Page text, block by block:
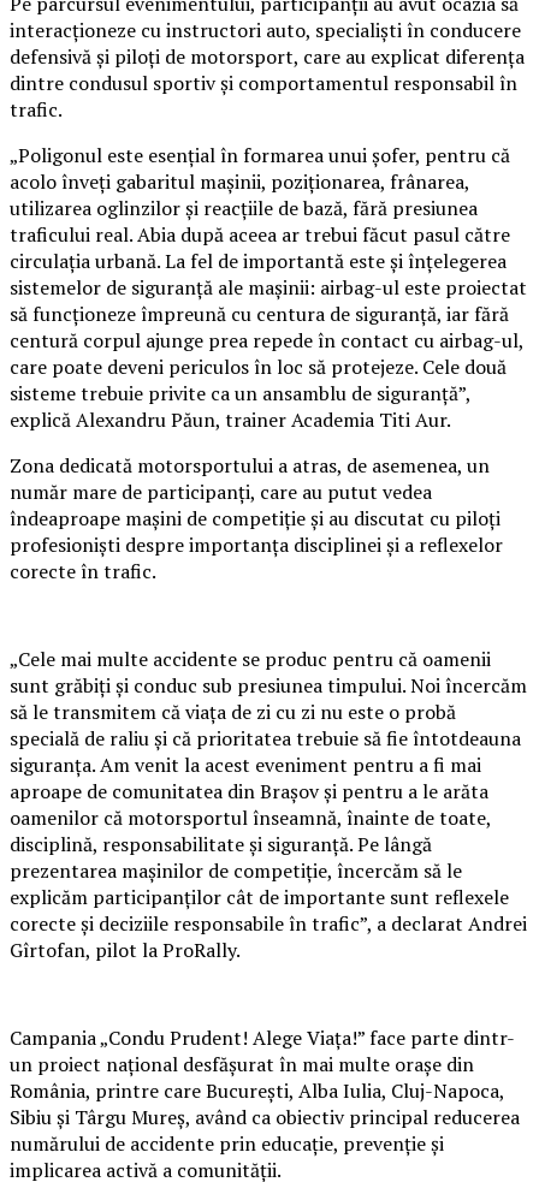
interacționeze cu instructori auto, specialiști în conducere
defensivă și piloți de motorsport, care au explicat diferența
dintre condusul sportiv și comportamentul responsabil în
trafic.
„Poligonul este esențial în formarea unui șofer, pentru că
acolo înveți gabaritul mașinii, poziționarea, frânarea,
utilizarea oglinzilor și reacțiile de bază, fără presiunea
traficului real. Abia după aceea ar trebui făcut pasul către
circulația urbană. La fel de importantă este și înțelegerea
sistemelor de siguranță ale mașinii: airbag-ul este proiectat
să funcționeze împreună cu centura de siguranță, iar fără
centură corpul ajunge prea repede în contact cu airbag-ul,
care poate deveni periculos în loc să protejeze. Cele două
sisteme trebuie privite ca un ansamblu de siguranță”,
explică Alexandru Păun, trainer Academia Titi Aur.
Zona dedicată motorsportului a atras, de asemenea, un
număr mare de participanți, care au putut vedea
îndeaproape mașini de competiție și au discutat cu piloți
profesioniști despre importanța disciplinei și a reflexelor
corecte în trafic.
„Cele mai multe accidente se produc pentru că oamenii
sunt grăbiți și conduc sub presiunea timpului. Noi încercăm
să le transmitem că viața de zi cu zi nu este o probă
specială de raliu și că prioritatea trebuie să fie întotdeauna
siguranța. Am venit la acest eveniment pentru a fi mai
aproape de comunitatea din Brașov și pentru a le arăta
oamenilor că motorsportul înseamnă, înainte de toate,
disciplină, responsabilitate și siguranță. Pe lângă
prezentarea mașinilor de competiție, încercăm să le
explicăm participanților cât de importante sunt reflexele
corecte și deciziile responsabile în trafic”, a declarat Andrei
Gîrtofan, pilot la ProRally.
Campania „Condu Prudent! Alege Viața!” face parte dintr-
un proiect național desfășurat în mai multe orașe din
România, printre care București, Alba Iulia, Cluj-Napoca,
Sibiu și Târgu Mureș, având ca obiectiv principal reducerea
numărului de accidente prin educație, prevenție și
implicarea activă a comunității.